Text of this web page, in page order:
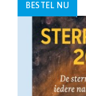
BESTEL NU